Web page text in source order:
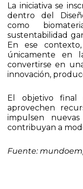
La iniciativa se
dentro del
como
sustentabilidad
En ese
únicamente en
convertirse en
innovación,
El objetivo final
aprovechen
impulsen
contribuyan a
Fuente: